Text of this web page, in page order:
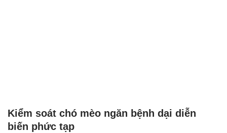
Kiểm soát chó mèo ngăn bệnh dại diễn
biến phức tạp